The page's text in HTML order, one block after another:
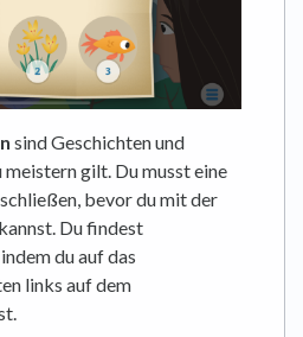
sind Geschichten und
gilt. Du musst eine
bevor du mit der
Du findest
du auf das
links auf dem